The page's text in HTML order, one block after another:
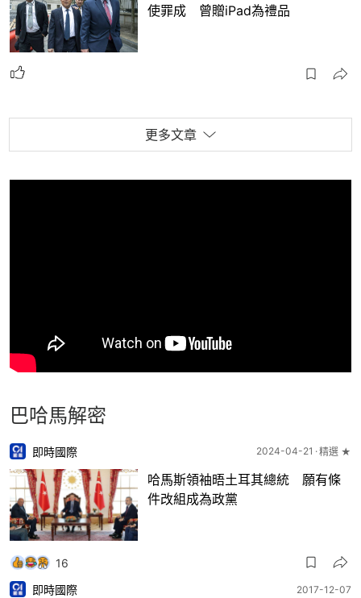
使罪成 曾贈iPad為禮品
更多文章
巴哈馬解密
即時國際 2024-04-21 精選 ★
哈馬斯領袖晤土耳其總統 願有條
件改組成為政黨
16
即時國際
2017-12-07